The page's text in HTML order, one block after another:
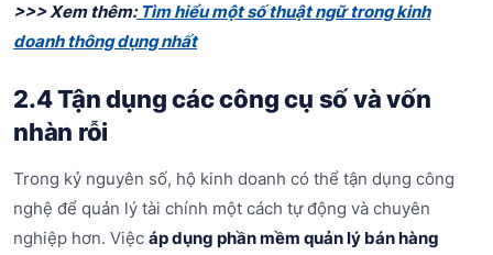
>>> Xem thêm:Tìm hiểu một số thuật ngữ trong kinh
doanh thông dụng nhất
2.4 Tận dụng các công cụ số và vốn
nhàn rỗi
Trong kỷ nguyên số, hộ kinh doanh có thể tận dụng công
nghệ để quản lý tài chính một cách tự động và chuyên
nghiệp hơn. Việc áp dụng phần mềm quản lý bán hàng